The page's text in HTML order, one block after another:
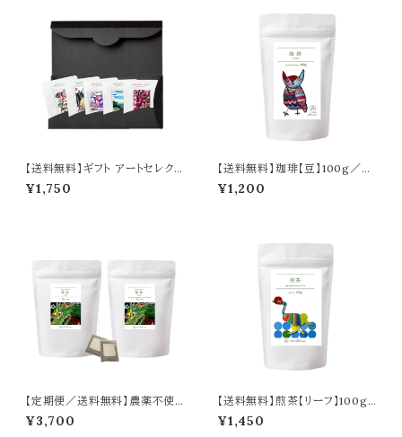
【送料無料】ギフト アートセレクシ
ョン／Gift Art Selection
¥1,750
【送料無料】珈琲【豆】100g／C
offee Beans 100g
¥1,200
【定期便／送料無料】農薬不使
用の珈琲ドリップバッグ10個入り
×2セット／Pesticide-Free Dr
¥3,700
【送料無料】煎茶【リーフ】100g
／Sencha Tea Leaves 100g
¥1,450